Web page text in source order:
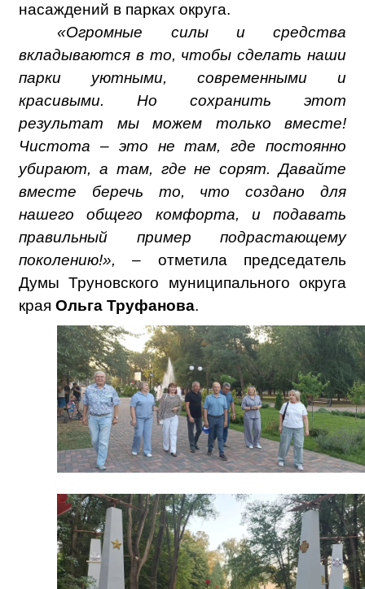
насаждений в парках округа.
«Огромные силы и средства
вкладываются в то, чтобы сделать наши
парки уютными, современными и
красивыми. Но сохранить этот
результат мы можем только вместе!
Чистота – это не там, где постоянно
убирают, а там, где не сорят. Давайте
вместе беречь то, что создано для
нашего общего комфорта, и подавать
правильный пример подрастающему
поколению!», – отметила председатель
Думы Труновского муниципального округа
края Ольга Труфанова.